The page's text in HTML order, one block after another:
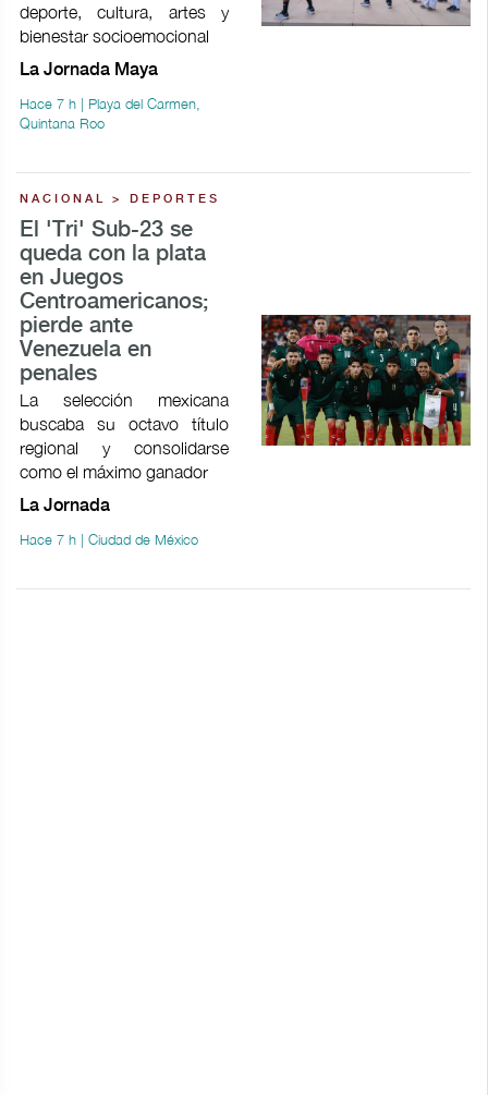
deporte, cultura, artes y
bienestar socioemocional
La Jornada Maya
Hace 7 h | Playa del Carmen,
Quintana Roo
NACIONAL > DEPORTES
El 'Tri' Sub-23 se
queda con la plata
en Juegos
Centroamericanos;
pierde ante
Venezuela en
penales
La selección mexicana
buscaba su octavo título
regional y consolidarse
como el máximo ganador
La Jornada
Hace 7 h | Ciudad de México